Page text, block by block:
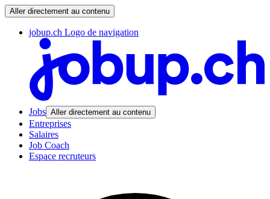
Aller directement au contenu
jobup.ch Logo de navigation
Jobs Aller directement au contenu
Entreprises
Salaires
Job Coach
Espace recruteurs